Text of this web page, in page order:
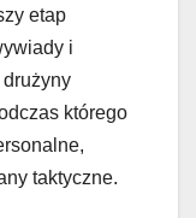
etap
i
którego
taktyczne.